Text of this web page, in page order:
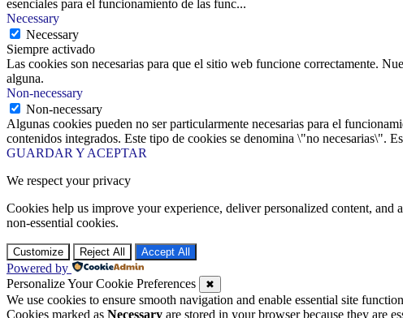
esenciales para el funcionamiento de las func...
Necessary
Necessary
Siempre activado
Las cookies son necesarias para que el sitio web funcione correctamente.
alguna.
Non-necessary
Non-necessary
Algunas cookies pueden no ser particularmente necesarias para el
contenidos integrados. Este tipo de cookies se denomina \"no necesarias\".
GUARDAR Y ACEPTAR
We respect your privacy
Cookies help us improve your experience, deliver personalized content,
non-essential cookies.
Customize Reject All Accept All
Powered by
Personalize Your Cookie Preferences
✖
We use cookies to ensure smooth navigation and enable essential site
Cookies marked as Necessary are stored in your browser because they are